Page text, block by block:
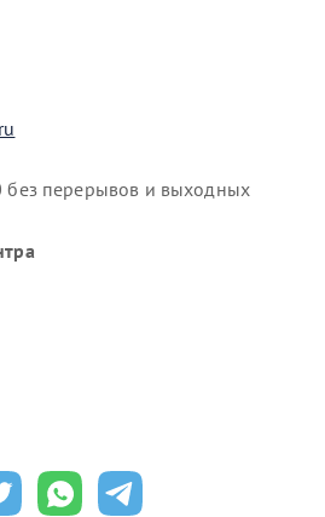
перерывов и выходных